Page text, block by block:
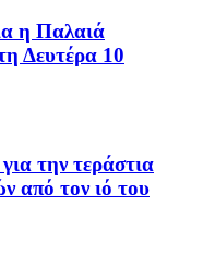
η Παλαιά
Δευτέρα 10
την τεράστια
από τον ιό του